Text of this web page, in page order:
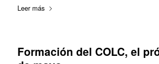
Leer más
Formación del COLC, el